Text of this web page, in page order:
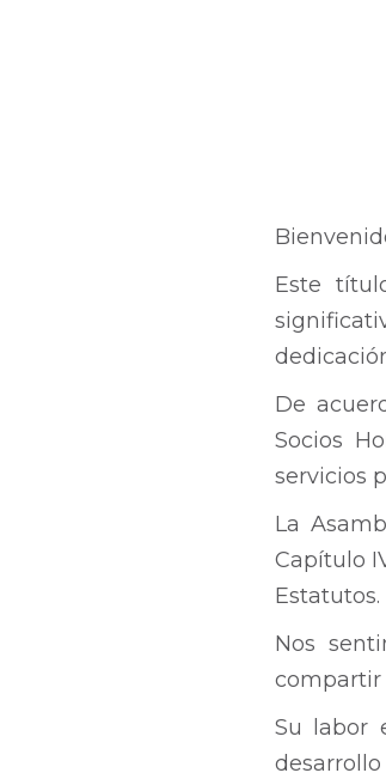
Este
De
Socios
servicios
La
Capítulo
Estatutos.
Nos
compartir
Su labor